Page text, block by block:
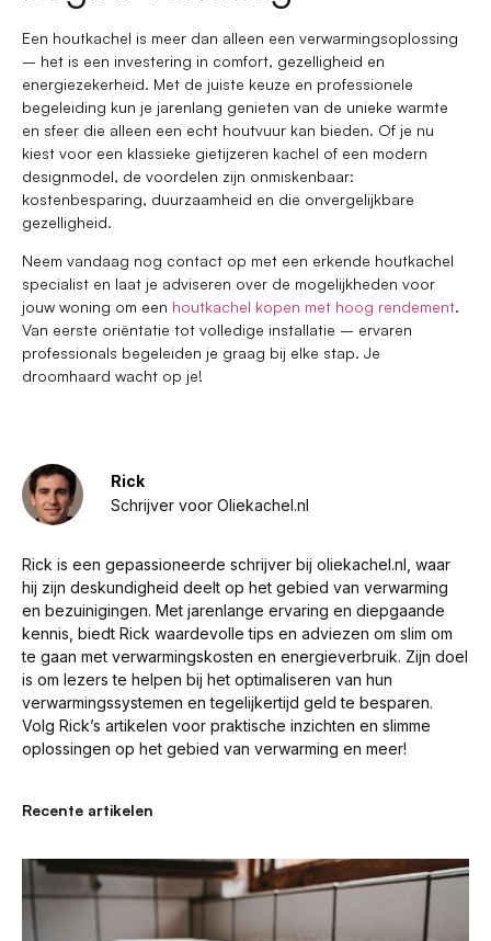
Een houtkachel is meer dan alleen een verwarmingsoplossing
– het is een investering in comfort, gezelligheid en
energiezekerheid. Met de juiste keuze en professionele
begeleiding kun je jarenlang genieten van de unieke warmte
en sfeer die alleen een echt houtvuur kan bieden. Of je nu
kiest voor een klassieke gietijzeren kachel of een modern
designmodel, de voordelen zijn onmiskenbaar:
kostenbesparing, duurzaamheid en die onvergelijkbare
gezelligheid.
Neem vandaag nog contact op met een erkende houtkachel
specialist en laat je adviseren over de mogelijkheden voor
jouw woning om een houtkachel kopen met hoog rendement.
Van eerste oriëntatie tot volledige installatie – ervaren
professionals begeleiden je graag bij elke stap. Je
droomhaard wacht op je!
Rick
Schrijver voor Oliekachel.nl
Rick is een gepassioneerde schrijver bij oliekachel.nl, waar
hij zijn deskundigheid deelt op het gebied van verwarming
en bezuinigingen. Met jarenlange ervaring en diepgaande
kennis, biedt Rick waardevolle tips en adviezen om slim om
te gaan met verwarmingskosten en energieverbruik. Zijn doel
is om lezers te helpen bij het optimaliseren van hun
verwarmingssystemen en tegelijkertijd geld te besparen.
Volg Rick’s artikelen voor praktische inzichten en slimme
oplossingen op het gebied van verwarming en meer!
Recente artikelen